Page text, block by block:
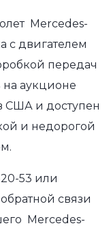
Mercedes-
с двигателем
передач
на аукционе
США и доступен
и недорогой
53 или
связи
Mercedes-